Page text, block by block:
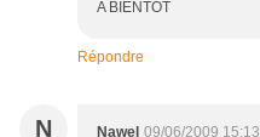
A BIENTOT
Répondre
N Nawel 09/06/2009 15:13